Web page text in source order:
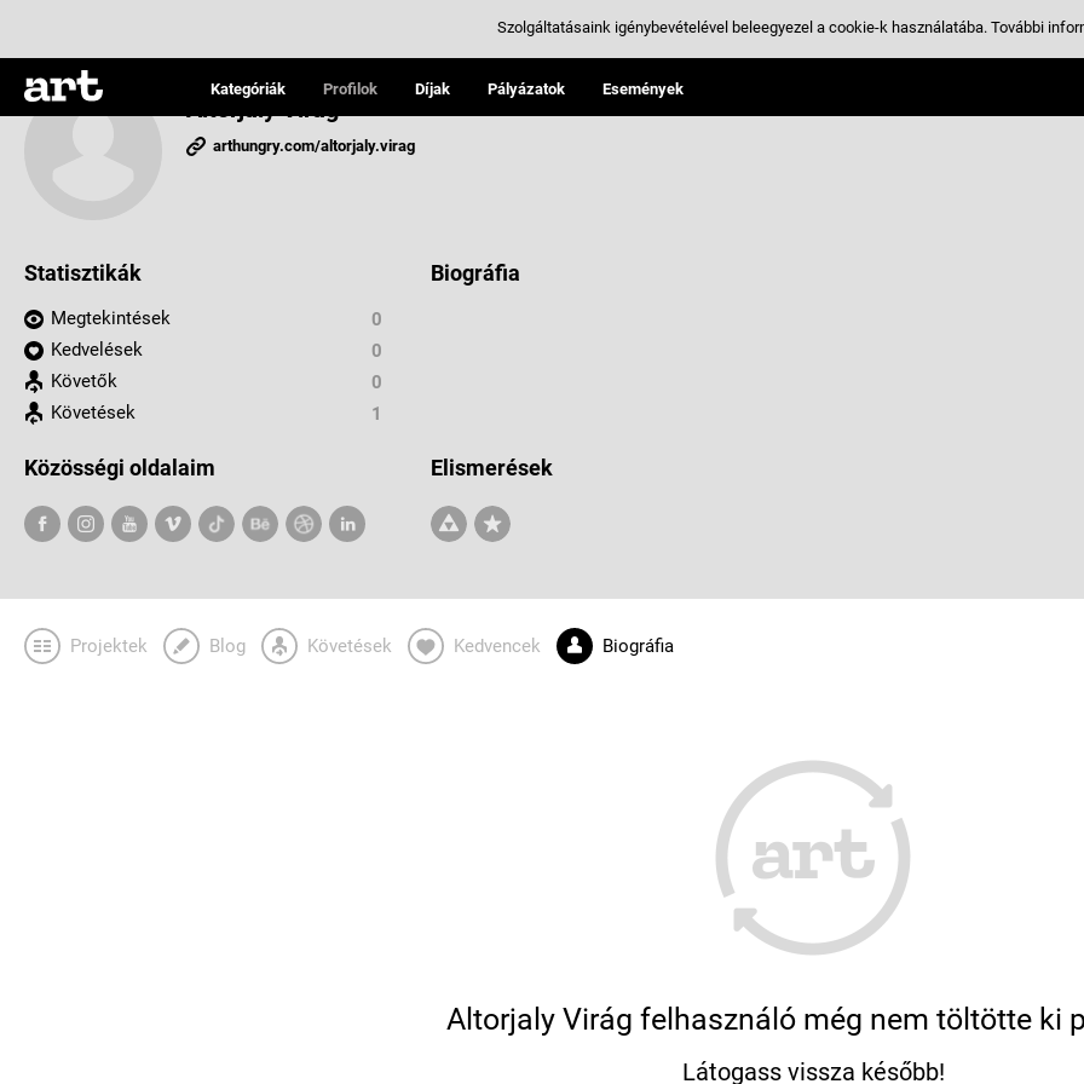
Kategóriák Profilok Díjak Pályázatok Események
Altorjaly Virág
arthungry.com/altorjaly.virag
Statisztikák
Megtekintések
0
Kedvelések
0
Követők
0
Követések
1
Biográfia
Közösségi oldalaim Elismerések
Projektek Blog Követések Kedvencek Biográfia
Altorjaly Virág felhasználó még nem töltötte ki
Látogass vissza később!
Szolgáltatásaink igénybevételével beleegyezel a cookie-k használatába. További